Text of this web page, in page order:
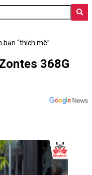
“thích mê”
368G